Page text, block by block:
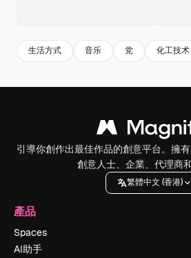
生活方式 音乐 党 化工技术
引導你創作出最佳作品的創意平台。擁
創意人士、企業、代理商
繁體中文 (香港)
產品
Spaces
AI助手